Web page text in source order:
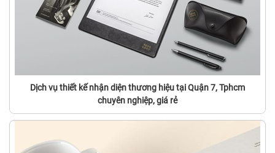
Dịch vụ thiết kế nhận diện thương hiệu tại Quận 7, Tphcm
chuyên nghiệp, giá rẻ